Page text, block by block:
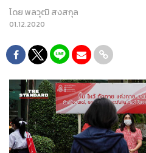
โดยพลวุฒิ สงสกุล
01.12.2020